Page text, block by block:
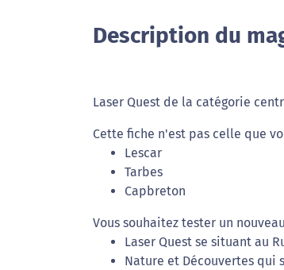
Description du
Laser Quest de la catégorie
Cette fiche n'est pas celle que
Lescar
Tarbes
Capbreton
Vous souhaitez tester un
Laser Quest se situant au
Nature et Découvertes qui